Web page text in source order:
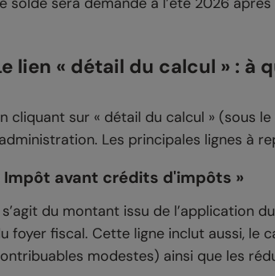
lien « détail du calcul » : à
cliquant sur « détail du calcul » (sous
Les principales lignes à
Impôt avant crédits d'impôts »
s’agit du montant issu de l’application
foyer fiscal. Cette ligne inclut aussi, le
modestes) ainsi que les